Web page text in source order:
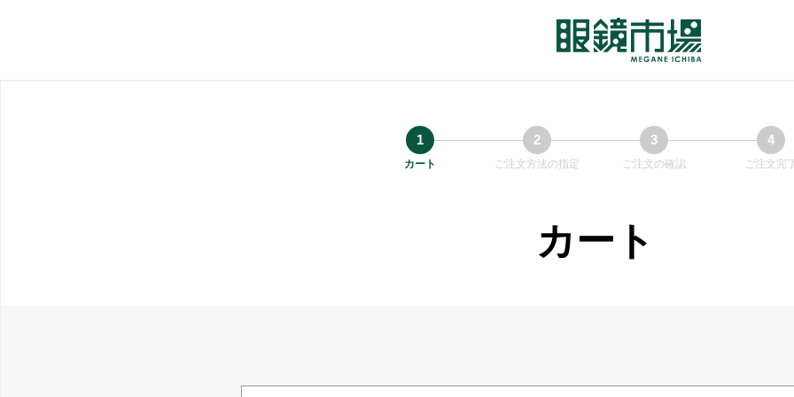
カート ご注文方法の指定 ご注文の確認 ご注文完
カート